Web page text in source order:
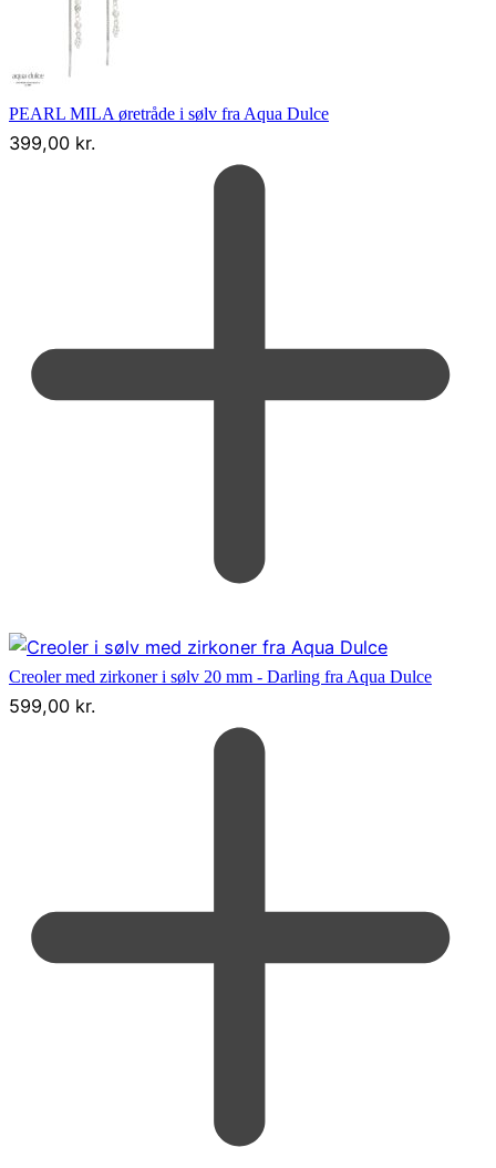
PEARL MILA øretråde i sølv fra Aqua Dulce
399,00 kr.
Creoler med zirkoner i sølv 20 mm - Darling fra Aqua Dulce
599,00 kr.